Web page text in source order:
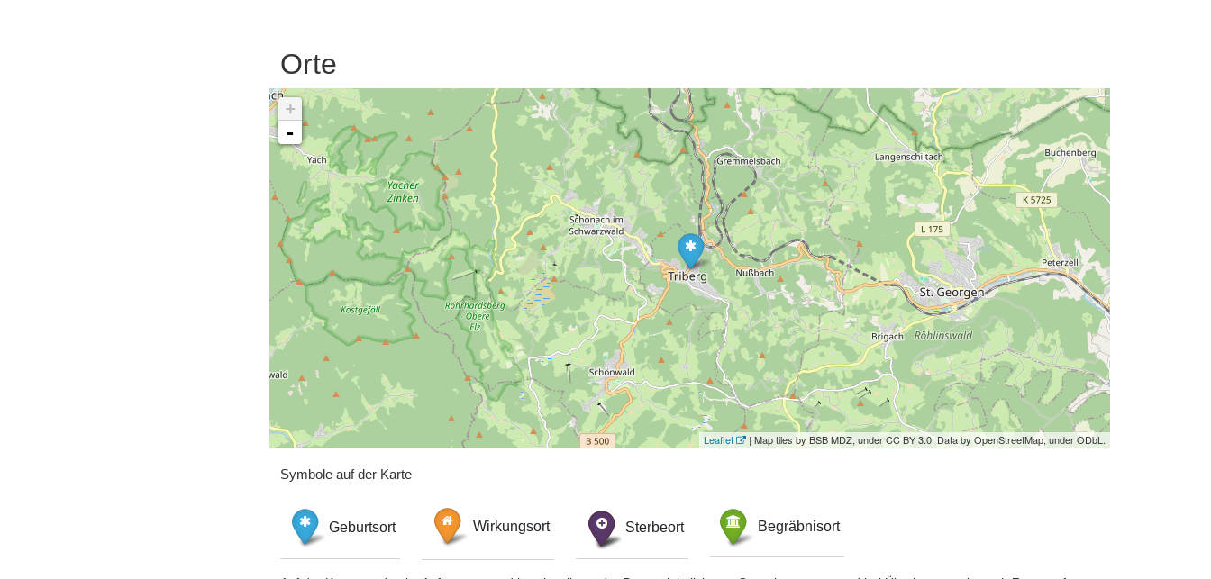
Orte
+
-
Leaflet | Map tiles by BSB MDZ, under CC BY 3.0. Data by OpenStreetMap, under ODbL.
Symbole auf der Karte
Geburtsort Wirkungsort Sterbeort Begräbnisort